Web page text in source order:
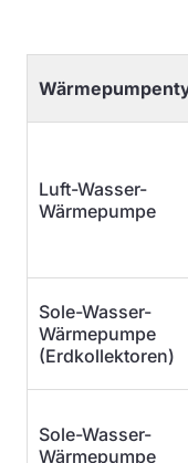
Luft-Wasser-
Wärmepumpe
Sole-Wasser-
Wärmepumpe
(Erdkollektoren)
Sole-Wasser-
Wärmepumpe